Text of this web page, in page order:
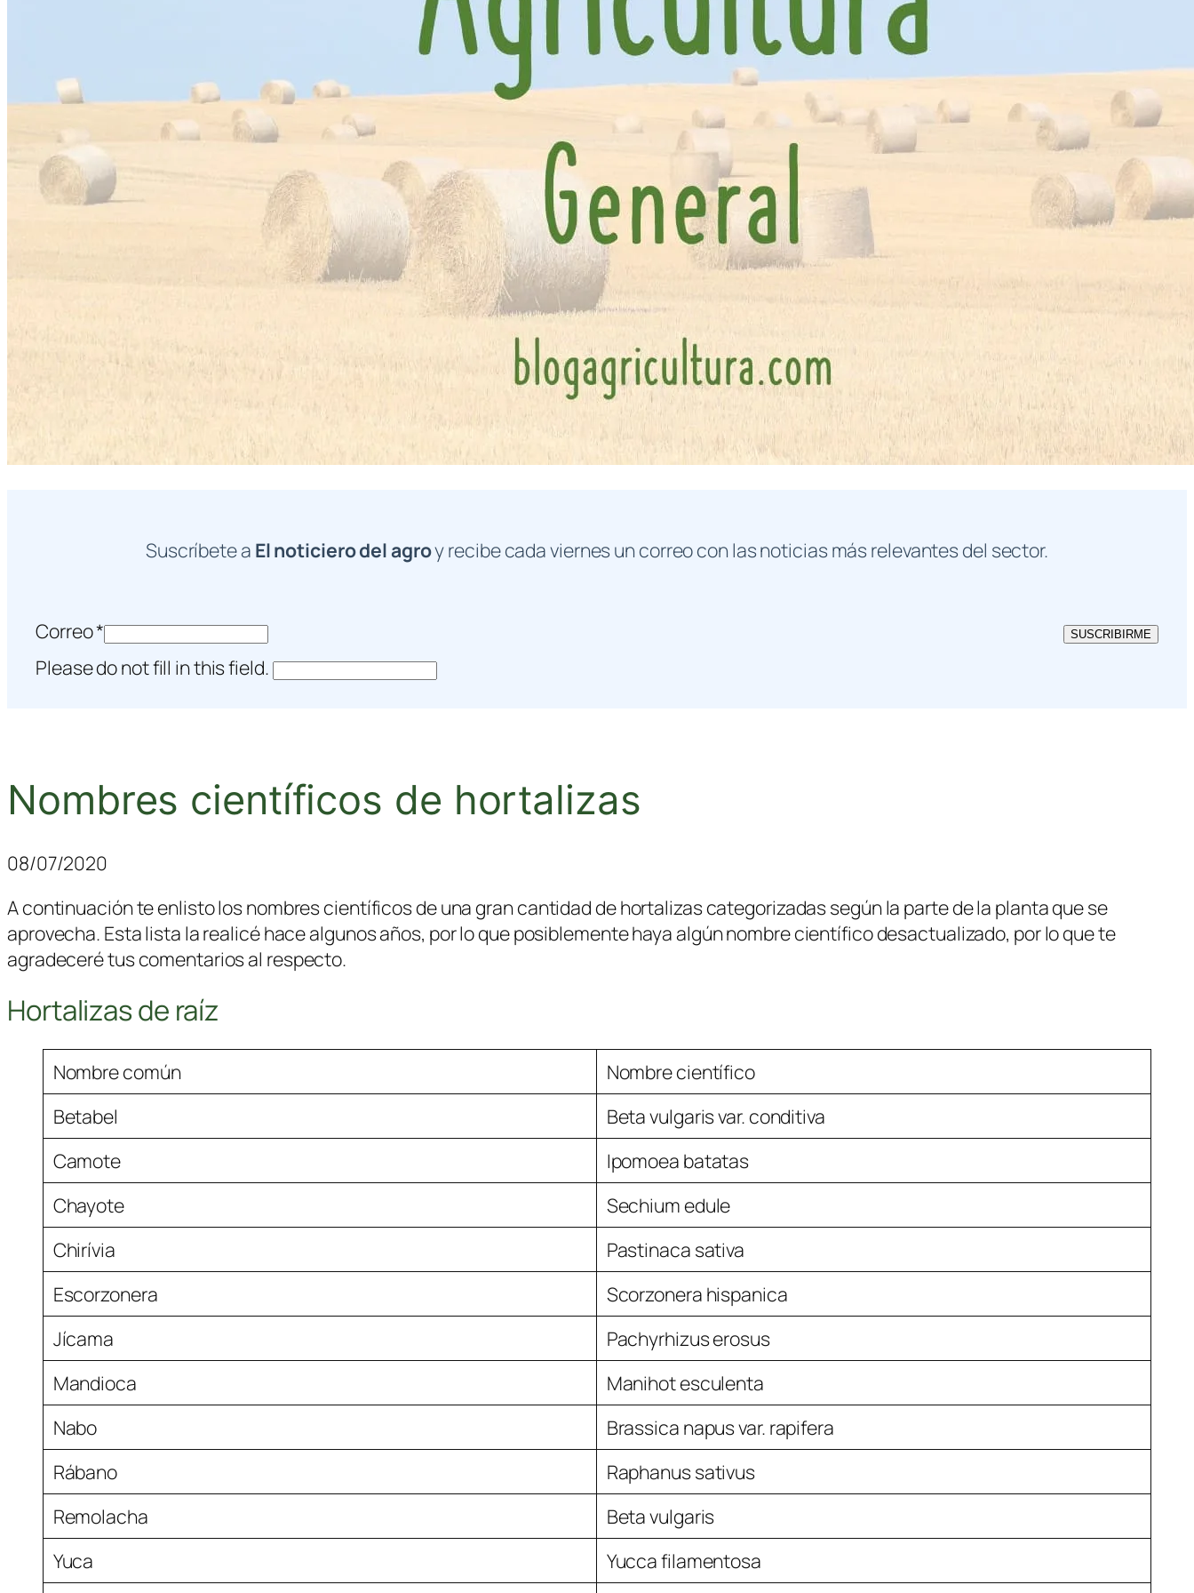
Suscríbete a El noticiero del agroy recibe cada viernes un correo con las noticias más relevantes del sector.
Correo* SUSCRIBIRME
Please do not fill in this field.
Nombres científicos de hortalizas
08/07/2020
A continuación te enlisto los nombres científicos de una gran cantidad de hortalizas categorizadas según la parte de la planta que se
aprovecha. Esta lista la realicé hace algunos años, por lo que posiblemente haya algún nombre científico desactualizado, por lo que te
agradeceré tus comentarios al respecto.
Hortalizas de raíz
Nombre común
Nombre científico
Betabel
Beta vulgaris var. conditiva
Camote
Ipomoea batatas
Chayote
Sechium edule
Chirívia
Pastinaca sativa
Escorzonera
Scorzonera hispanica
Jícama
Pachyrhizus erosus
Mandioca
Manihot esculenta
Nabo
Brassica napus var. rapifera
Rábano
Raphanus sativus
Remolacha
Beta vulgaris
Yuca
Yuccafilamentosa